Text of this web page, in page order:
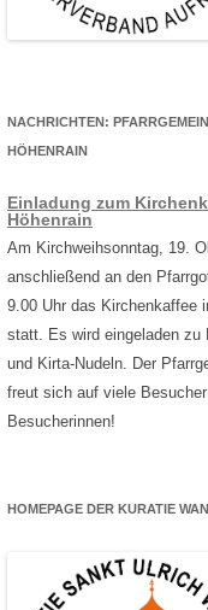
NACHRICHTEN:
HÖHENRAIN
Einladung zum
Höhenrain
Am Kirchweihsonntag, 19.
anschließend an den
9.00 Uhr das Kirchenkaffee
statt. Es wird eingeladen zu
und Kirta-Nudeln. Der
freut sich auf viele
Besucherinnen!
HOMEPAGE DER KURATIE